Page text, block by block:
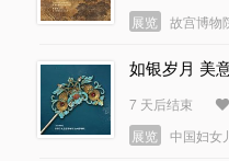
展览
故宫博物
如银岁月 美
7 天后结束
展览
中国妇女